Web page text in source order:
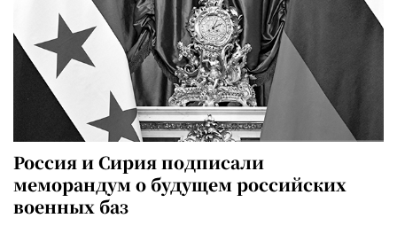
Россия и Сирия подписали
меморандум о будущем российских
военных баз